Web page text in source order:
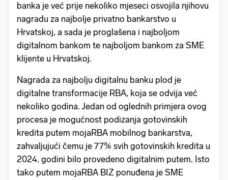
banka je već prije nekoliko mjeseci osvojila njihovu
nagradu za najbolje privatno bankarstvo u
Hrvatskoj, a sada je proglašena i najboljom
digitalnom bankom te najboljom bankom za SME
klijente u Hrvatskoj.
Nagrada za najbolju digitalnu banku plod je
digitalne transformacije RBA, koja se odvija već
nekoliko godina. Jedan od oglednih primjera ovog
procesa je mogućnost podizanja gotovinskih
kredita putem mojaRBA mobilnog bankarstva,
zahvaljujući čemu je 77% svih gotovinskih kredita u
2024. godini bilo provedeno digitalnim putem. Isto
tako putem mojaRBA BIZ ponuđena je SME